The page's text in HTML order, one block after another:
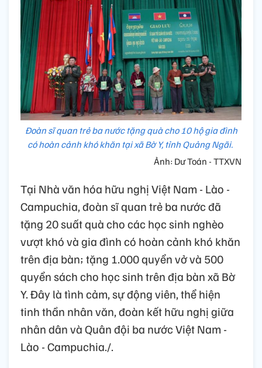
Đoàn sĩ quan trẻ ba nước tặng quà cho 10 hộ gia đình
có hoàn cảnh khó khăn tại xã Bờ Y, tỉnh Quảng Ngãi.
Ảnh: Dư Toán - TTXVN
Tại Nhà văn hóa hữu nghị Việt Nam - Lào -
Campuchia, đoàn sĩ quan trẻ ba nước đã
tặng 20 suất quà cho các học sinh nghèo
vượt khó và gia đình có hoàn cảnh khó khăn
trên địa bàn; tặng 1.000 quyển vở và 500
quyển sách cho học sinh trên địa bàn xã Bờ
Y. Đây là tình cảm, sự động viên, thể hiện
tinh thần nhân văn, đoàn kết hữu nghị giữa
nhân dân và Quân đội ba nước Việt Nam -
Lào - Campuchia./.